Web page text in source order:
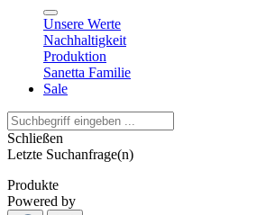
Unsere Werte
Nachhaltigkeit
Produktion
Sanetta Familie
Sale
Schließen
Letzte Suchanfrage(n)
Produkte
Powered by